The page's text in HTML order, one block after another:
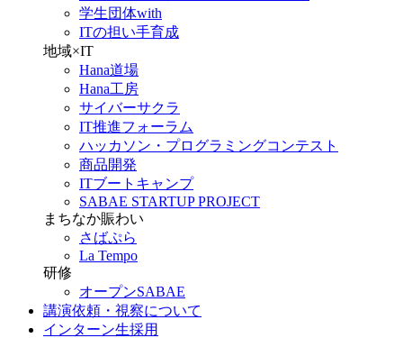
学生団体with
ITの担い手育成
地域×IT
Hana道場
Hana工房
サイバーサクラ
IT推進フォーラム
ハッカソン・プログラミングコンテスト
商品開発
ITブートキャンプ
SABAE STARTUP PROJECT
まちなか賑わい
さばぷら
La Tempo
研修
オープンSABAE
講演依頼・視察について
インターン生採用